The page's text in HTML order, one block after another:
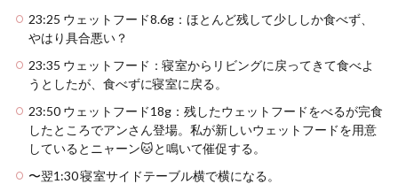
23:25 ウェットフード8.6g：ほとんど残して少ししか食べず、
やはり具合悪い？
23:35 ウェットフード：寝室からリビングに戻ってきて食べよ
うとしたが、食べずに寝室に戻る。
23:50 ウェットフード18g：残したウェットフードをべるが完食
したところでアンさん登場。私が新しいウェットフードを用意
しているとニャーン🐱と鳴いて催促する。
〜翌1:30 寝室サイドテーブル横で横になる。